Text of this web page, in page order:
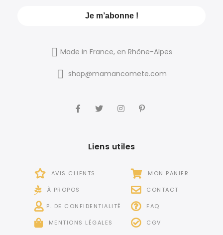
Made in France, en Rhône-Alpes
shop@mamancomete.com
Liens utiles
AVIS CLIENTS
À PROPOS
P. DE CONFIDENTIALITÉ
MENTIONS LÉGALES
MON PANIER
CONTACT
FAQ
CGV